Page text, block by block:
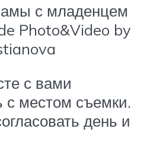
с младенцем
Photo&Video by
с вами
с местом съемки.
день и